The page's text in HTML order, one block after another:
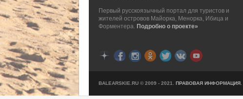
Первый русскоязычный портал для туристов и
жителей островов Майорка, Менорка, Ибица и
Форментера. Подробно о проекте»
BALEARSKIE.RU © 2009 - 2021. ПРАВОВАЯ ИНФОРМАЦИЯ